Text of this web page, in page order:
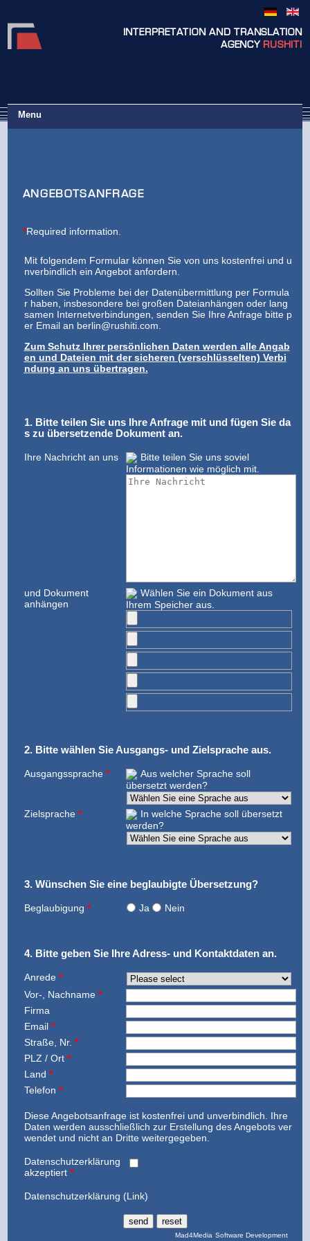
INTERPRETATION AND TRANSLATION
AGENCY RUSHITI
Menu
ANGEBOTSANFRAGE
*Required information.
Mit folgendem Formular können Sie von uns kostenfrei und u
nverbindlich ein Angebot anfordern.
Sollten Sie Probleme bei der Datenübermittlung per Formula
r haben, insbesondere bei großen Dateianhängen oder lang
samen Internetverbindungen, senden Sie Ihre Anfrage bitte p
er Email an berlin@rushiti.com
Zum Schutz Ihrer persönlichen Daten werden alle Angab
en und Dateien mit der sicheren (verschlüsselten) Verbi
ndung an uns übertragen.
1. Bitte teilen Sie uns Ihre Anfrage mit und fügen Sie da
s zu übersetzende Dokument an.
Ihre Nachricht an uns
Bitte teilen Sie uns soviel
Informationen wie möglich mit.
und Dokument
anhängen
Wählen Sie ein Dokument aus
Ihrem Speicher aus.
2. Bitte wählen Sie Ausgangs- und Zielsprache aus.
Ausgangssprache *
Aus welcher Sprache soll
übersetzt werden?
Zielsprache *
In welche Sprache soll übersetzt
werden?
3. Wünschen Sie eine beglaubigte Übersetzung?
Beglaubigung * Ja Nein
4. Bitte geben Sie Ihre Adress- und Kontaktdaten an.
Anrede *
Vor-, Nachname *
Firma
Email *
Straße, Nr. *
PLZ / Ort *
Land *
Telefon *
Diese Angebotsanfrage ist kostenfrei und unverbindlich. Ihre
Daten werden ausschließlich zur Erstellung des Angebots ver
wendet und nicht an Dritte weitergegeben.
Datenschutzerklärung
akzeptiert *
Datenschutzerklärung (Link)
Mad4Media Software Development